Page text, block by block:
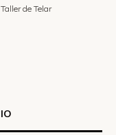
Taller de Telar